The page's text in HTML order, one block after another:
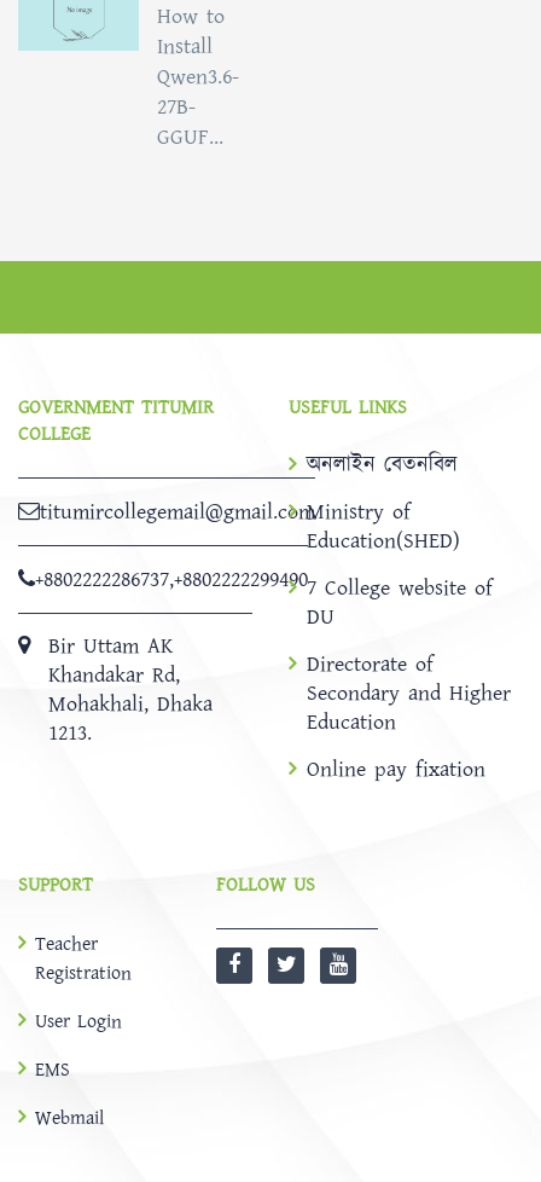
How to
Install
Qwen3.6-
27B-
GGUF...
GOVERNMENT TITUMIR
COLLEGE
titumircollegemail@gmail.com
+8802222286737,+8802222299490
Bir Uttam AK
Khandakar Rd,
Mohakhali, Dhaka
1213.
USEFUL LINKS
অনলাইন বেতনবিল
Ministry of
Education(SHED)
7 College website of
DU
Directorate of
Secondary and Higher
Education
Online pay fixation
SUPPORT
Teacher
Registration
User Login
EMS
Webmail
FOLLOW US